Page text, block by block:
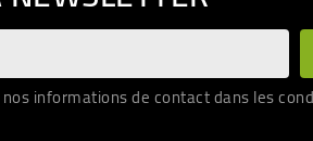
informations de contact dans les